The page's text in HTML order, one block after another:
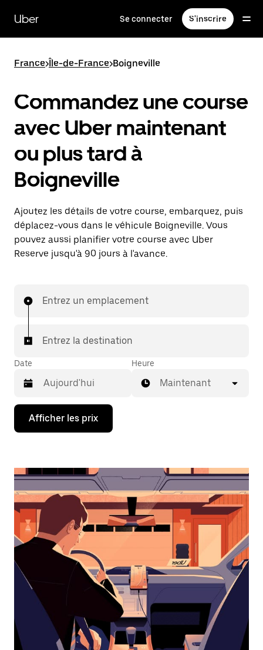
contenu
principal
Uber Se connecter S'inscrire
France>Île-de-France>Boigneville
Commandez une course
avec Uber maintenant
ou plus tard à
Boigneville
Ajoutez les détails de votre course, embarquez, puis
déplacez-vous dans le véhicule Boigneville. Vous
pouvez aussi planifier votre course avec Uber
Reserve jusqu'à 90 jours à l'avance.
Entrez un emplacement
Entrez la destination
Date
Appuyez
la
bas
interagir
avec
calendrier
et
sélectionner
une
date.
Appuyez
d'échappement
pour
fermer
Heure
Maintenant
Afficher les prix